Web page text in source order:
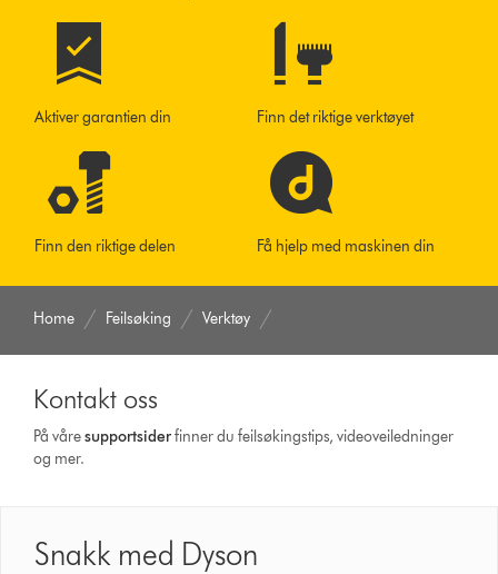
Aktiver garantien din Finn det riktige verktøyet
Finn den riktige delen Få hjelp med maskinen din
Home Feilsøking Verktøy
Kontakt oss
På våresupportsiderfinner du feilsøkingstips, videoveiledninger
og mer.
Snakk med Dyson